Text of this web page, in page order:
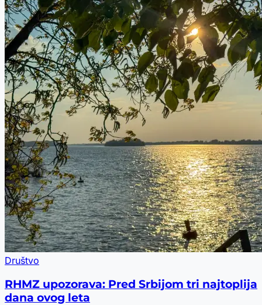
Društvo
RHMZ upozorava: Pred Srbijom tri najtoplija
dana ovog leta